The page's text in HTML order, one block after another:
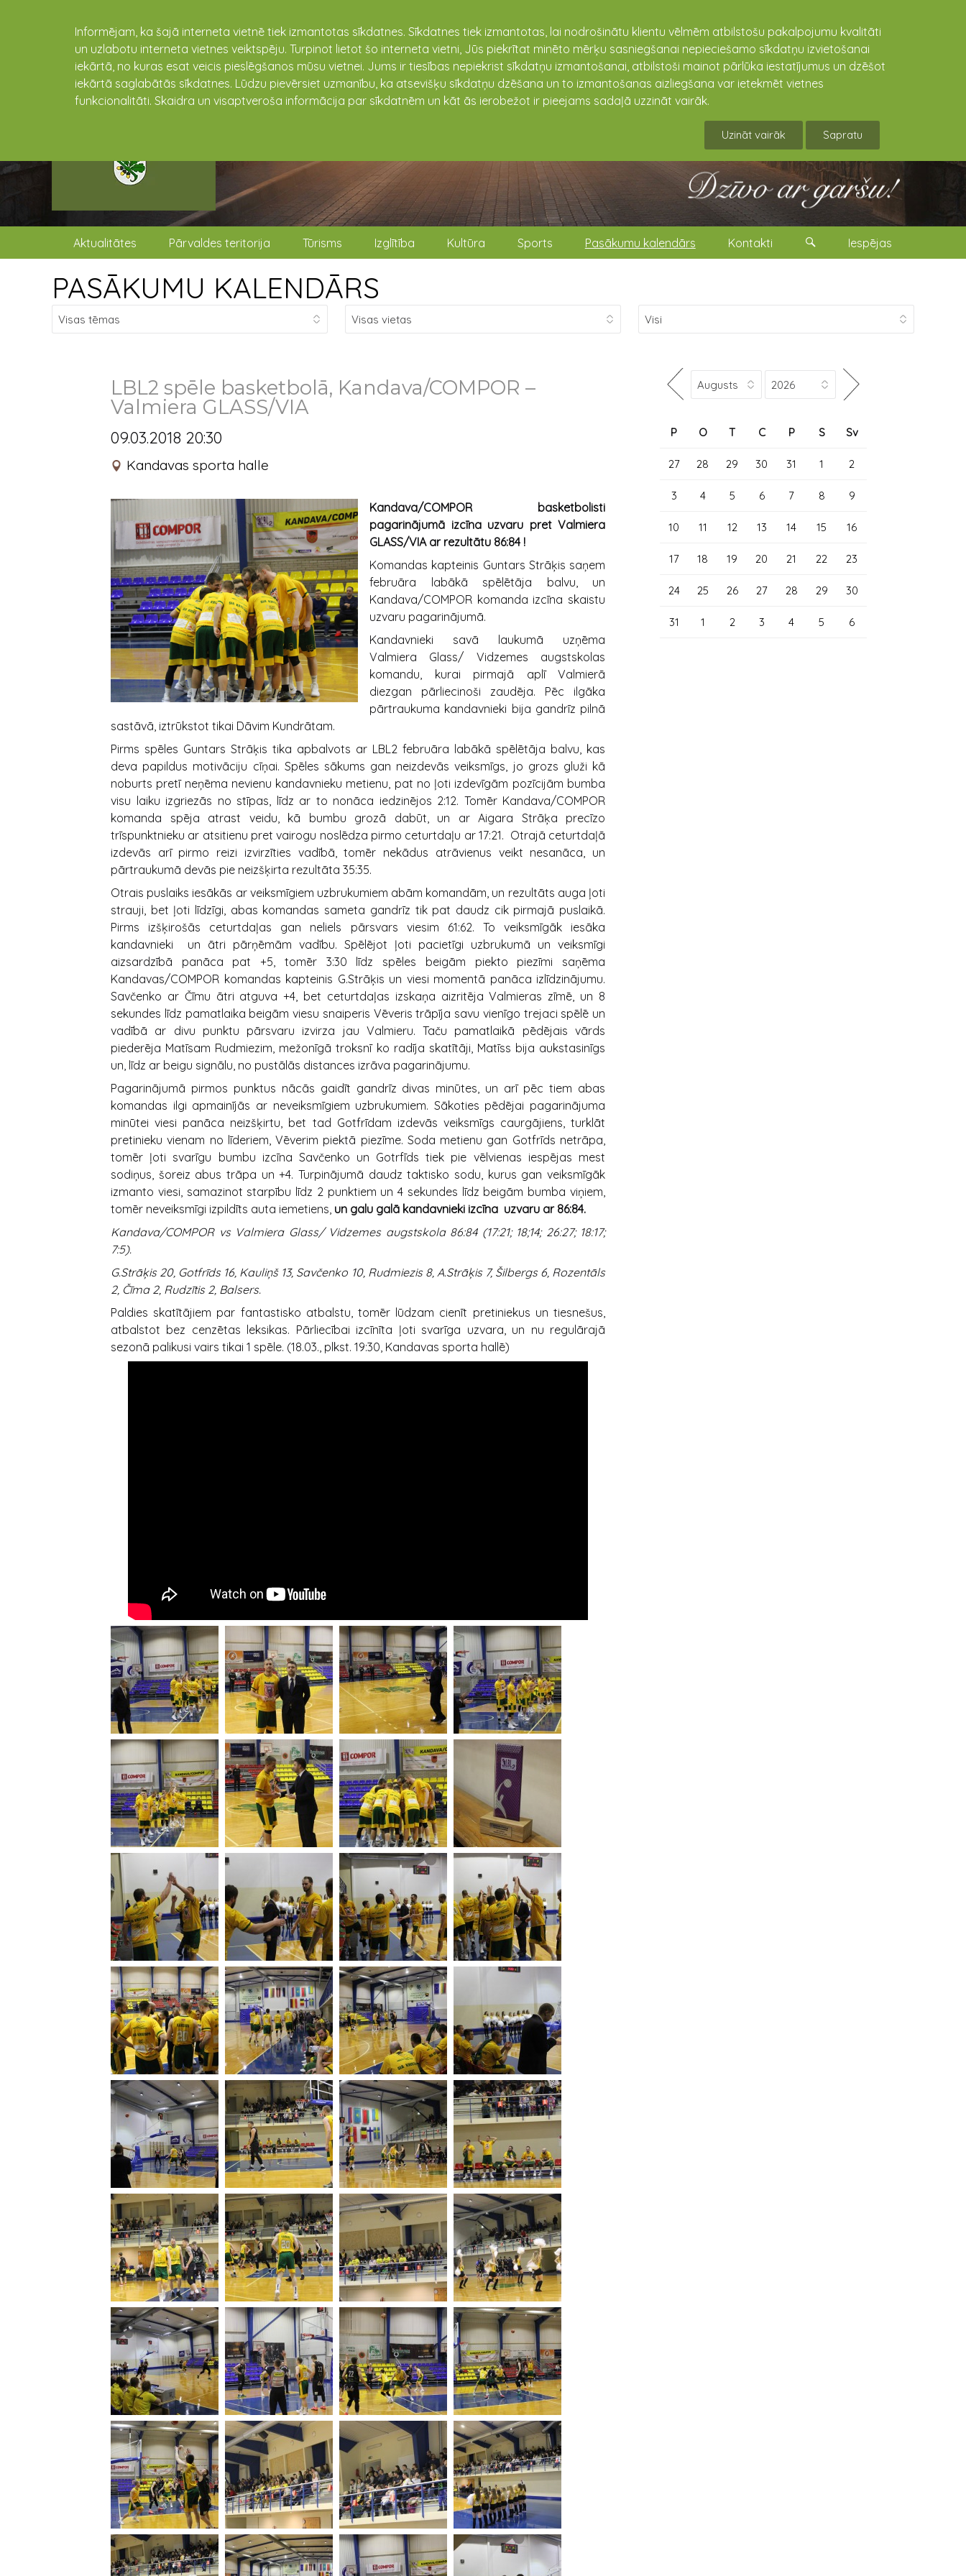
Informējam, ka šajā interneta vietnē tiek izmantotas sīkdatnes. Sīkdatnes tiek izmantotas, lai nodrošinātu klientu vēlmēm atbilstošu pakalpojumu kvalitāti
un uzlabotu interneta vietnes veiktspēju. Turpinot lietot šo interneta vietni, Jūs piekrītat minēto mērķu sasniegšanai nepieciešamo sīkdatņu izvietošanai
iekārtā, no kuras esat veicis pieslēgšanos mūsu vietnei. Jums ir tiesības nepiekrist sīkdatņu izmantošanai, atbilstoši mainot pārlūka iestatījumus un dzēšot
iekārtā saglabātās sīkdatnes. Lūdzu pievērsiet uzmanību, ka atsevišķu sīkdatņu dzēšana un to izmantošanas aizliegšana var ietekmēt vietnes
funkcionalitāti. Skaidra un visaptveroša informācija par sīkdatnēm un kāt ās ierobežot ir pieejams sadaļā uzzināt vairāk.
Uzināt vairāk Sapratu
Aktualitātes Pārvaldes teritorija Tūrisms Izglītība Kultūra Sports Pasākumu kalendārs Kontakti Iespējas
PASĀKUMU KALENDĀRS
LBL2 spēle basketbolā, Kandava/COMPOR –
Valmiera GLASS/VIA
09.03.2018 20:30
Kandavas sporta halle
Kandava/COMPOR basketbolisti
pagarinājumā izcīna uzvaru pret Valmiera
GLASS/VIA ar rezultātu 86:84 !
Komandas kapteinis Guntars Strāķis saņem
februāra labākā spēlētāja balvu, un
Kandava/COMPOR komanda izcīna skaistu
uzvaru pagarinājumā.
Kandavnieki savā laukumā uzņēma
Valmiera Glass/ Vidzemes augstskolas
komandu, kurai pirmajā aplī Valmierā
diezgan pārliecinoši zaudēja. Pēc ilgāka
pārtraukuma kandavnieki bija gandrīz pilnā
sastāvā, iztrūkstot tikai Dāvim Kundrātam.
Pirms spēles Guntars Strāķis tika apbalvots ar LBL2 februāra labākā spēlētāja balvu, kas
deva papildus motivāciju cīņai. Spēles sākums gan neizdevās veiksmīgs, jo grozs gluži kā
noburts pretī neņēma nevienu kandavnieku metienu, pat no ļoti izdevīgām pozīcijām bumba
visu laiku izgriezās no stīpas, līdz ar to nonāca iedzinējos 2:12. Tomēr Kandava/COMPOR
komanda spēja atrast veidu, kā bumbu grozā dabūt, un ar Aigara Strāķa precīzo
trīspunktnieku ar atsitienu pret vairogu noslēdza pirmo ceturtdaļu ar 17:21. Otrajā ceturtdaļā
izdevās arī pirmo reizi izvirzīties vadībā, tomēr nekādus atrāvienus veikt nesanāca, un
pārtraukumā devās pie neizšķirta rezultāta 35:35.
Otrais puslaiks iesākās ar veiksmīgiem uzbrukumiem abām komandām, un rezultāts auga ļoti
strauji, bet ļoti līdzīgi, abas komandas sameta gandrīz tik pat daudz cik pirmajā puslaikā.
Pirms izšķirošās ceturtdaļas gan neliels pārsvars viesim 61:62. To veiksmīgāk iesāka
kandavnieki un ātri pārņēmām vadību. Spēlējot ļoti pacietīgi uzbrukumā un veiksmīgi
aizsardzībā panāca pat +5, tomēr 3:30 līdz spēles beigām piekto piezīmi saņēma
Kandavas/COMPOR komandas kapteinis G.Strāķis un viesi momentā panāca izlīdzinājumu.
Savčenko ar Čīmu ātri atguva +4, bet ceturtdaļas izskaņa aizritēja Valmieras zīmē, un 8
sekundes līdz pamatlaika beigām viesu snaiperis Vēveris trāpīja savu vienīgo trejaci spēlē un
vadībā ar divu punktu pārsvaru izvirza jau Valmieru. Taču pamatlaikā pēdējais vārds
piederēja Matīsam Rudmiezim, mežonīgā troksnī ko radīja skatītāji, Matīss bija aukstasinīgs
un, līdz ar beigu signālu, no pustālās distances izrāva pagarinājumu.
Pagarinājumā pirmos punktus nācās gaidīt gandrīz divas minūtes, un arī pēc tiem abas
komandas ilgi apmainījās ar neveiksmīgiem uzbrukumiem. Sākoties pēdējai pagarinājuma
minūtei viesi panāca neizšķirtu, bet tad Gotfrīdam izdevās veiksmīgs caurgājiens, turklāt
pretinieku vienam no līderiem, Vēverim piektā piezīme. Soda metienu gan Gotfrīds netrāpa,
tomēr ļoti svarīgu bumbu izcīna Savčenko un Gotrfīds tiek pie vēlvienas iespējas mest
sodiņus, šoreiz abus trāpa un +4. Turpinājumā daudz taktisko sodu, kurus gan veiksmīgāk
izmanto viesi, samazinot starpību līdz 2 punktiem un 4 sekundes līdz beigām bumba viņiem,
tomēr neveiksmīgi izpildīts auta iemetiens, un galu galā kandavnieki izcīna uzvaru ar 86:84.
Kandava/COMPOR vs Valmiera Glass/ Vidzemes augstskola 86:84 (17:21; 18;14; 26:27; 18:17;
7:5).
G.Strāķis 20, Gotfrīds 16, Kauliņš 13, Savčenko 10, Rudmiezis 8, A.Strāķis 7, Šilbergs 6, Rozentāls
2, Čīma 2, Rudzītis 2, Balsers.
Paldies skatītājiem par fantastisko atbalstu, tomēr lūdzam cienīt pretiniekus un tiesnešus,
atbalstot bez cenzētas leksikas. Pārliecībai izcīnīta ļoti svarīga uzvara, un nu regulārajā
sezonā palikusi vairs tikai 1 spēle. (18.03., plkst. 19:30, Kandavas sporta hallē)
P O T C P S Sv
27 28 29 30 31 1 2
3 4 5 6 7 8 9
10 11 12 13 14 15 16
17 18 19 20 21 22 23
24 25 26 27 28 29 30
31 1 2 3 4 5 6